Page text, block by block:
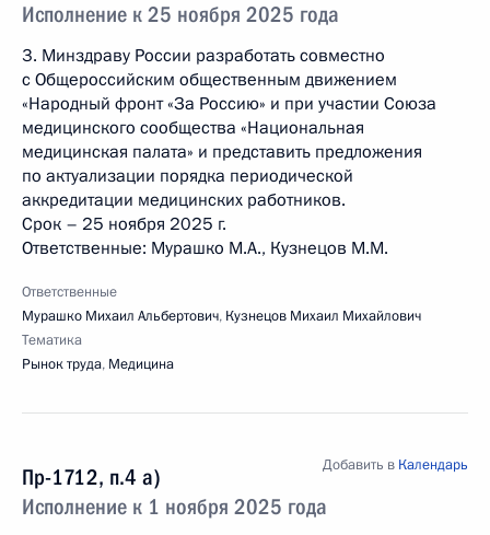
Исполнение к 25 ноября 2025 года
3. Минздраву России разработать совместно
с Общероссийским общественным движением
«Народный фронт «За Россию» и при участии Союза
медицинского сообщества «Национальная
медицинская палата» и представить предложения
по актуализации порядка периодической
аккредитации медицинских работников.
Срок – 25 ноября 2025 г.
Ответственные: Мурашко М.А., Кузнецов М.М.
Ответственные
Мурашко Михаил Альбертович, Кузнецов Михаил Михайлович
Тематика
Рынок труда, Медицина
Пр-1712, п.4 а)
Исполнение к 1 ноября 2025 года
Добавить в Календарь